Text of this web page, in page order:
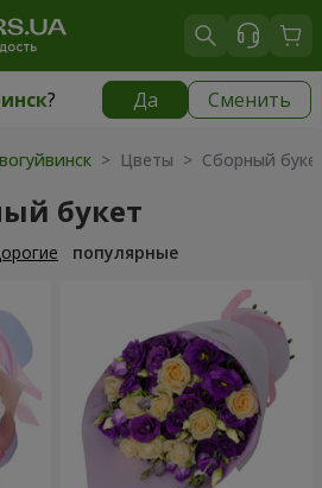
? Да Сменить
| бесплатно
> Цветы > Сборный
букет
популярные